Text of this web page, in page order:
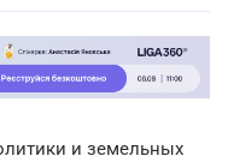
и земельных